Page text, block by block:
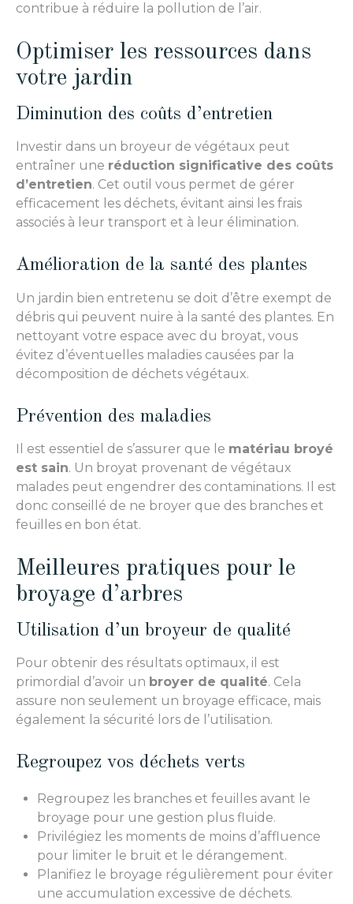
contribue à réduire la pollution de l’air.
Optimiser les ressources dans
votre jardin
Diminution des coûts d’entretien
Investir dans un broyeur de végétaux peut
entraîner une réduction significative des coûts
d’entretien. Cet outil vous permet de gérer
efficacement les déchets, évitant ainsi les frais
associés à leur transport et à leur élimination.
Amélioration de la santé des plantes
Un jardin bien entretenu se doit d’être exempt de
débris qui peuvent nuire à la santé des plantes. En
nettoyant votre espace avec du broyat, vous
évitez d’éventuelles maladies causées par la
décomposition de déchets végétaux.
Prévention des maladies
Il est essentiel de s’assurer que le matériau broyé
est sain. Un broyat provenant de végétaux
malades peut engendrer des contaminations. Il est
donc conseillé de ne broyer que des branches et
feuilles en bon état.
Meilleures pratiques pour le
broyage d’arbres
Utilisation d’un broyeur de qualité
Pour obtenir des résultats optimaux, il est
primordial d’avoir un broyer de qualité. Cela
assure non seulement un broyage efficace, mais
également la sécurité lors de l’utilisation.
Regroupez vos déchets verts
Regroupez les branches et feuilles avant le
broyage pour une gestion plus fluide.
Privilégiez les moments de moins d’affluence
pour limiter le bruit et le dérangement.
Planifiez le broyage régulièrement pour éviter
une accumulation excessive de déchets.